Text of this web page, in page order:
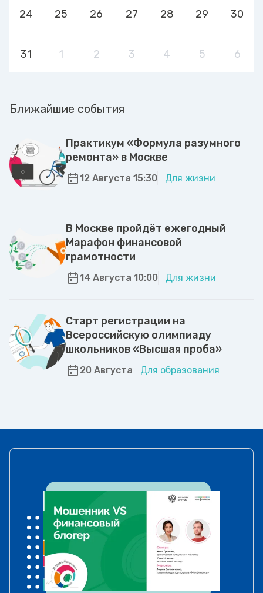
24 25 26 27 28 29 30
31 1 2 3 4 5 6
Ближайшие события
Практикум «Формула разумного
ремонта» в Москве
12 Августа 15:30 Для жизни
В Москве пройдёт ежегодный
Марафон финансовой
грамотности
14 Августа 10:00 Для жизни
Старт регистрации на
Всероссийскую олимпиаду
школьников «Высшая проба»
20 Августа Для образования